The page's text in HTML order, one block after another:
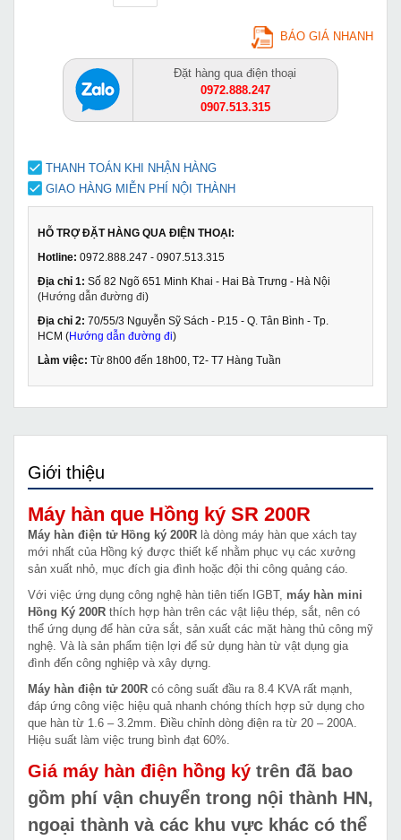
BÁO GIÁ NHANH
Đặt hàng qua điện thoại
0972.888.247
0907.513.315
THANH TOÁN KHI NHẬN HÀNG
GIAO HÀNG MIỄN PHÍ NỘI THÀNH
HỖ TRỢ ĐẶT HÀNG QUA ĐIỆN THOẠI:
Hotline: 0972.888.247 - 0907.513.315
Địa chỉ 1: Số 82 Ngõ 651 Minh Khai - Hai Bà Trưng - Hà Nội
(Hướng dẫn đường đi)
Địa chỉ 2: 70/55/3 Nguyễn Sỹ Sách - P.15 - Q. Tân Bình - Tp.
HCM (Hướng dẫn đường đi)
Làm việc: Từ 8h00 đến 18h00, T2- T7 Hàng Tuần
Giới thiệu
Máy hàn que Hồng ký SR 200R
Máy hàn điện tử Hồng ký 200R là dòng máy hàn que xách tay
mới nhất của Hồng ký được thiết kế nhằm phục vụ các xưởng
sản xuất nhỏ, mục đích gia đình hoặc đội thi công quảng cáo.
Với việc ứng dụng công nghệ hàn tiên tiến IGBT, máy hàn mini
Hồng Ký 200R thích hợp hàn trên các vật liệu thép, sắt, nên có
thể ứng dụng để hàn cửa sắt, sản xuất các mặt hàng thủ công mỹ
nghệ. Và là sản phẩm tiện lợi để sử dụng hàn từ vật dụng gia
đình đến công nghiệp và xây dựng.
Máy hàn điện tử 200R có công suất đầu ra 8.4 KVA rất mạnh,
đáp ứng công việc hiệu quả nhanh chóng thích hợp sử dụng cho
que hàn từ 1.6 – 3.2mm. Điều chỉnh dòng điện ra từ 20 – 200A.
Hiệu suất làm việc trung bình đạt 60%.
Giá máy hàn điện hồng ký trên đã bao
gồm phí vận chuyển trong nội thành HN,
ngoại thành và các khu vực khác có thể